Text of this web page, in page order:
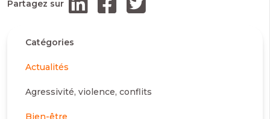
Partagez sur
Catégories
Actualités
Agressivité, violence, conflits
Bien-être